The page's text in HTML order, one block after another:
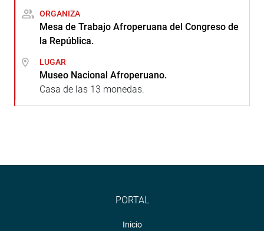
ORGANIZA
Mesa de Trabajo Afroperuana del Congreso de
la República.
LUGAR
Museo Nacional Afroperuano.
Casa de las 13 monedas.
PORTAL
Inicio